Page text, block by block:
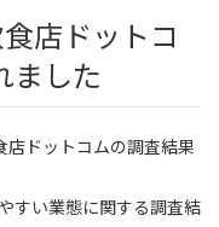
ました
ドットコムの調査結果
すい業態に関する調査結